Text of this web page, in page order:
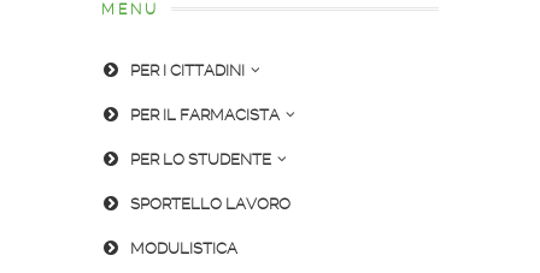
MENU
PER I CITTADINI
PER IL FARMACISTA
PER LO STUDENTE
SPORTELLO LAVORO
MODULISTICA